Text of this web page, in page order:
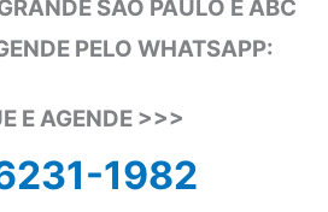
SÃO PAULO E ABC
PELO WHATSAPP:
E AGENDE >>>
1982